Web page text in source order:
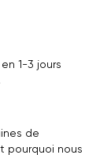
1-3 jours
de
pourquoi nous